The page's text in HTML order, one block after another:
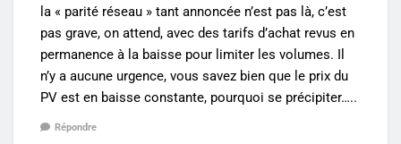
la « parité réseau » tant annoncée n’est pas là, c’est
pas grave, on attend, avec des tarifs d’achat revus en
permanence à la baisse pour limiter les volumes. Il
n’y a aucune urgence, vous savez bien que le prix du
PV est en baisse constante, pourquoi se précipiter…..
Répondre